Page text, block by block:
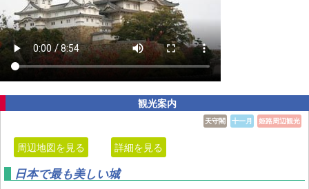
観光案内
姫路周辺観光
十一月
天守閣
周辺地図を見る 詳細を見る
日本で最も美しい城